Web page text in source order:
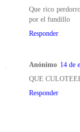
Que rico
por el fundillo
Responder
Anónimo 14 de
QUE
Responder